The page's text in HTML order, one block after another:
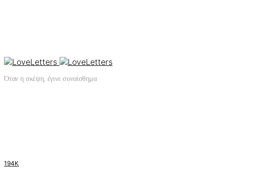
Όταν η σκέψη, έγινε συναίσθημα
194K